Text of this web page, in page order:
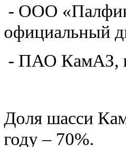
- ООО
официальный
- ПАО КамАЗ,
Доля шасси
году – 70%.